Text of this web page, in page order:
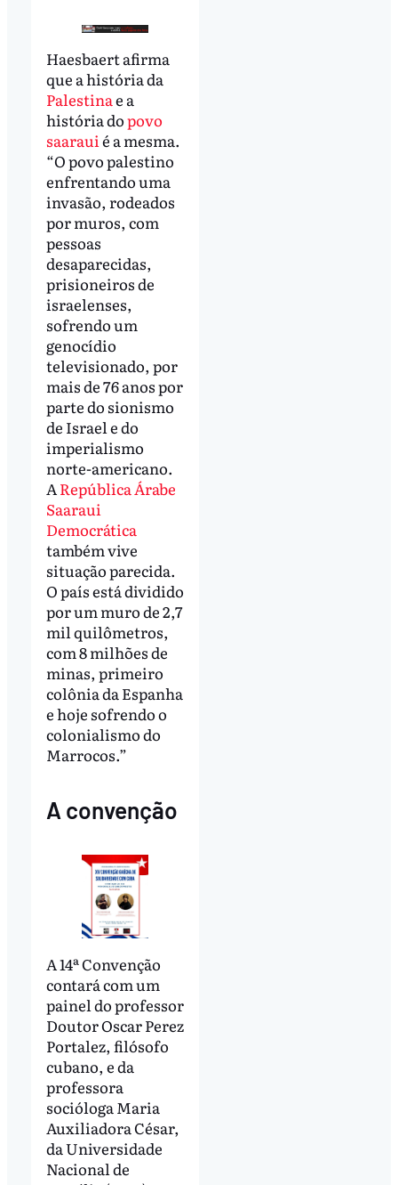
Haesbaert afirma
que a história da
Palestinae a
história dopovo
saaraui é a mesma.
“O povo palestino
enfrentando uma
invasão, rodeados
por muros, com
pessoas
desaparecidas,
prisioneiros de
israelenses,
sofrendo um
genocídio
televisionado, por
mais de 76 anos por
parte do sionismo
de Israel e do
imperialismo
norte-americano.
A República Árabe
Saaraui
Democrática
também vive
situação parecida.
O país está dividido
por um muro de 2,7
mil quilômetros,
com 8 milhões de
minas, primeiro
colônia da Espanha
e hoje sofrendo o
colonialismo do
Marrocos.”
A convenção
A 14ª Convenção
contará com um
painel do professor
Doutor Oscar Perez
Portalez, filósofo
cubano, e da
professora
socióloga Maria
Auxiliadora César,
da Universidade
Nacional de